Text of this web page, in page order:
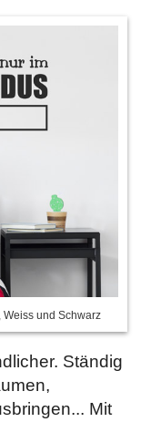
Weiss und Schwarz
Ständig
Mit